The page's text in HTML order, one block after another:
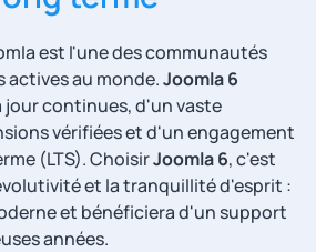
est l'une des communautés
actives au monde.Joomla 6
jour continues, d'un vaste
vérifiées et d'un engagement
(LTS). ChoisirJoomla 6, c'est
et la tranquillité d'esprit :
et bénéficiera d'un support
années.